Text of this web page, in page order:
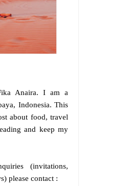
Anaira. I am a
Indonesia. This
about food, travel
and keep my
(invitations,
please contact :